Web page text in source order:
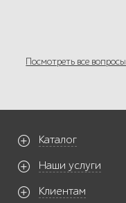
Посмотреть все вопросы
Каталог
Наши услуги
Клиентам